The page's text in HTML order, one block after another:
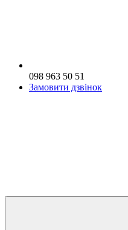
098 963 50 51
Замовити дзвінок